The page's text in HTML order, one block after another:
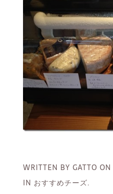
WRITTEN BY GATTO ON
IN おすすめチーズ.